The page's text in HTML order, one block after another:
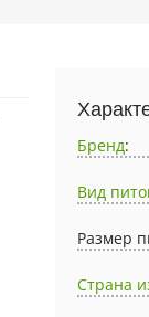
Бренд:
Вид
Размер
Страна